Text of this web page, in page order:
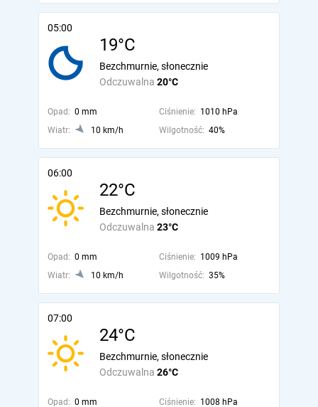
05:00
19°C
Odczuwalna 20°C
Bezchmurnie, słonecznie
Opad: 0 mm Ciśnienie: 1010 hPa
Wiatr:
10 km/h Wilgotność: 40%
06:00
22°C
Odczuwalna 23°C
Bezchmurnie, słonecznie
Opad: 0 mm Ciśnienie: 1009 hPa
Wiatr:
10 km/h Wilgotność: 35%
07:00
24°C
Odczuwalna 26°C
Bezchmurnie, słonecznie
Opad: 0 mm Ciśnienie: 1008 hPa